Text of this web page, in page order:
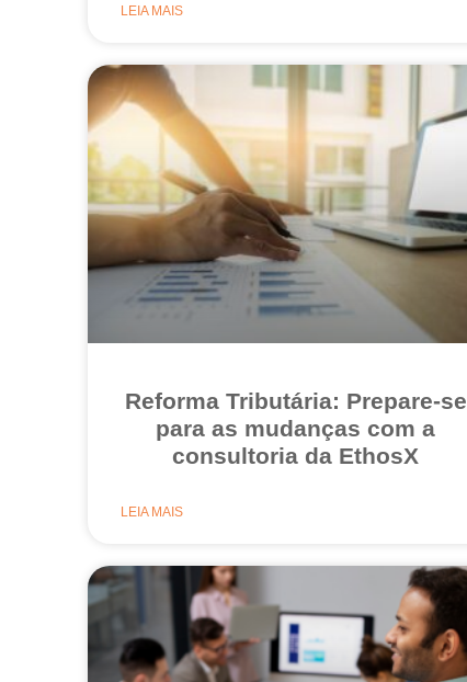
LEIA MAIS
Reforma Tributária: Prepare-se
para as mudanças com a
consultoria da EthosX
LEIA MAIS